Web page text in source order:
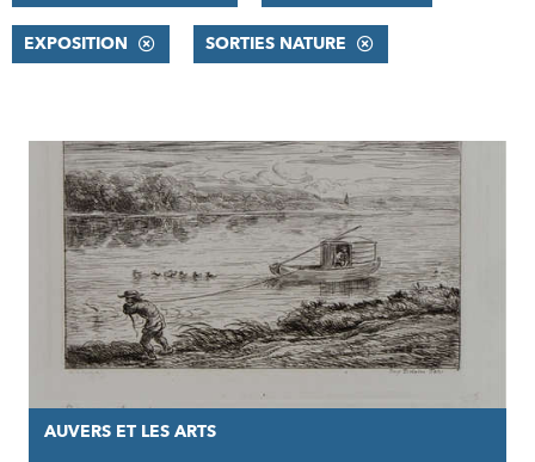
EXPOSITION SORTIES NATURE
RÉSULTATS
AUVERS ET LES ARTS